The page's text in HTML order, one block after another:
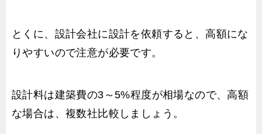
とくに、設計会社に設計を依頼すると、高額にな
りやすいので注意が必要です。
設計料は建築費の3～5%程度が相場なので、高額
な場合は、複数社比較しましょう。